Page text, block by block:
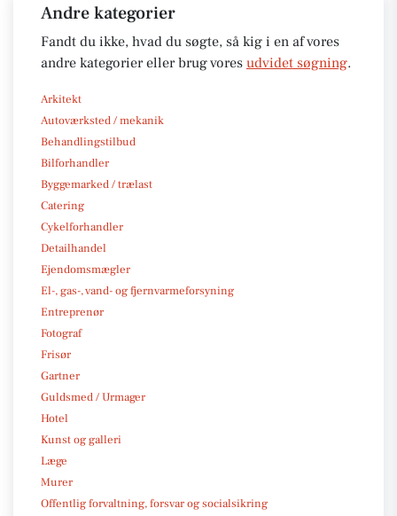
Andre kategorier
Fandt du ikke, hvad du søgte, så kig i en af vores
andre kategorier eller brug vores udvidet søgning.
Arkitekt
Autoværksted / mekanik
Behandlingstilbud
Bilforhandler
Byggemarked / trælast
Catering
Cykelforhandler
Detailhandel
Ejendomsmægler
El-, gas-, vand- og fjernvarmeforsyning
Entreprenør
Fotograf
Frisør
Gartner
Guldsmed / Urmager
Hotel
Kunst og galleri
Læge
Murer
Offentlig forvaltning, forsvar og socialsikring